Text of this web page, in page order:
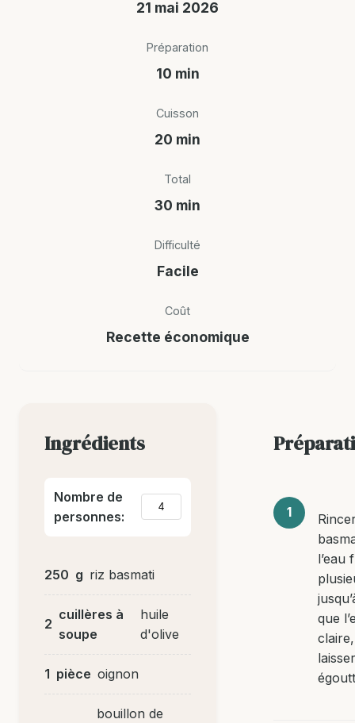
21 mai 2026
Préparation
10 min
Cuisson
20 min
Total
30 min
Difficulté
Facile
Coût
Recette économique
Ingrédients
Nombre de
personnes:
250 g riz basmati
2
cuillères à
soupe
huile
d'olive
1 pièce oignon
bouillon de
l’eau
que
laisser